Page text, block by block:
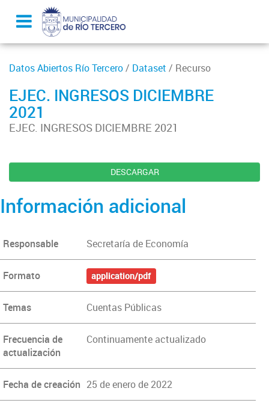
Datos Abiertos Río Tercero/ Dataset / Recurso
EJEC. INGRESOS DICIEMBRE
2021
EJEC. INGRESOS DICIEMBRE 2021
DESCARGAR
Información adicional
Responsable Secretaría de Economía
Formato application/pdf
Temas Cuentas Públicas
Frecuencia de
actualización
Continuamente actualizado
Fecha de creación 25 de enero de 2022